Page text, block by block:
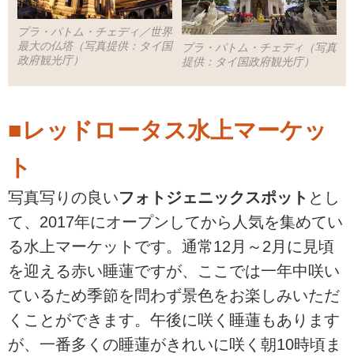
プラ・パトム・チェディ／世界
最大の仏塔（写真提供：タイ国
政府観光庁）
プラ・パトム・チェディ（写真
提供：タイ国政府観光庁）
■レッドロータス水上マーケッ
ト
写真写りの良いフォトジェニックスポット とし
て、2017年にオープンしてから人気を集めてい
る水上マーケットです。通常12月～2月に見頃
を迎える赤い睡蓮ですが、ここでは一年中咲い
ているため季節を問わず景色をお楽しみいただ
くことができます。午後に咲く睡蓮もあります
が、一番多くの睡蓮がきれいに咲く朝10時頃ま